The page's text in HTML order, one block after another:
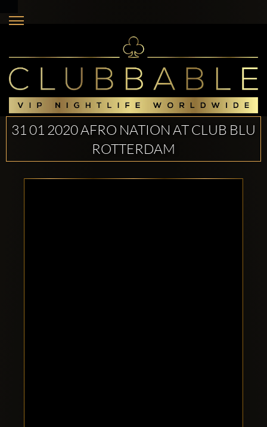
31 01 2020 AFRO NATION AT CLUB BLU
ROTTERDAM